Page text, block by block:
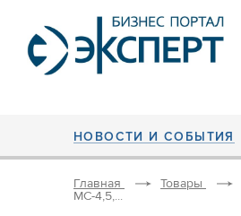
НОВОСТИ И СОБЫТИЯ
Главная Товары
МС-4,5,...